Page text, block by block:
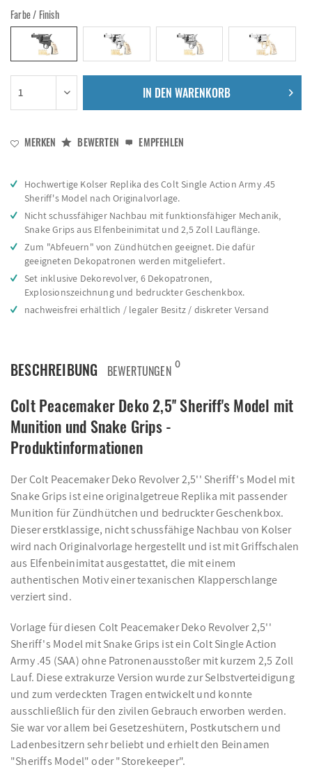
Farbe / Finish
IN DEN WARENKORB
MERKEN BEWERTEN EMPFEHLEN
Hochwertige Kolser Replika des Colt Single Action Army .45
Sheriff's Model nach Originalvorlage.
Nicht schussfähiger Nachbau mit funktionsfähiger Mechanik,
Snake Grips aus Elfenbeinimitat und 2,5 Zoll Lauflänge.
Zum "Abfeuern" von Zündhütchen geeignet. Die dafür
geeigneten Dekopatronen werden mitgeliefert.
Set inklusive Dekorevolver, 6 Dekopatronen,
Explosionszeichnung und bedruckter Geschenkbox.
nachweisfrei erhältlich / legaler Besitz / diskreter Versand
BESCHREIBUNG BEWERTUNGEN 0
Colt Peacemaker Deko 2,5'' Sheriff's Model mit
Munition und Snake Grips -
Produktinformationen
Der Colt Peacemaker Deko Revolver 2,5'' Sheriff's Model mit
Snake Grips ist eine originalgetreue Replika mit passender
Munition für Zündhütchen und bedruckter Geschenkbox.
Dieser erstklassige, nicht schussfähige Nachbau von Kolser
wird nach Originalvorlage hergestellt und ist mit Griffschalen
aus Elfenbeinimitat ausgestattet, die mit einem
authentischen Motiv einer texanischen Klapperschlange
verziert sind.
Vorlage für diesen Colt Peacemaker Deko Revolver 2,5''
Sheriff's Model mit Snake Grips ist ein Colt Single Action
Army .45 (SAA) ohne Patronenausstoßer mit kurzem 2,5 Zoll
Lauf. Diese extrakurze Version wurde zur Selbstverteidigung
und zum verdeckten Tragen entwickelt und konnte
ausschließlich für den zivilen Gebrauch erworben werden.
Sie war vor allem bei Gesetzeshütern, Postkutschern und
Ladenbesitzern sehr beliebt und erhielt den Beinamen
"Sheriffs Model" oder "Storekeeper".